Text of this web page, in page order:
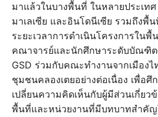
มาแล้วในบางพื้นที่ ในหลายประเท
มาเลเซีย และอินโดนีเซีย รวมถึงพื้
ระยะเวลาการดำเนินโครงการใน
คณาจารย์และนักศึกษาระดับบัณฑิต
GSD ร่วมกับคณะทำงานจากเมือง
ชุมชนคลองเตยอย่างต่อเนื่อง เพื่อศึ
เปลี่ยนความคิดเห็นกับผู้มีส่วนเกี่ยว
พื้นที่และหน่วยงานที่มีบทบาทสำคั